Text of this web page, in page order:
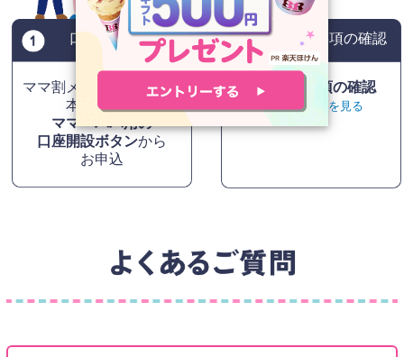
口座開設申込
ママ割メンバー登録後、
本ページの
ママ・パパ用の
口座開設ボタンから
お申込
本人特定事項の確認
本人特定事項の確認
本人確認書類を見る